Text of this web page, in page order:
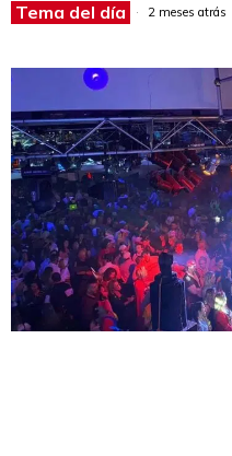
Tema del día 2 meses atrás